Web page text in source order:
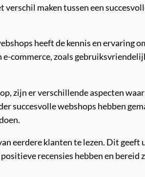
maken tussen een
heeft de kennis en ervaring
commerce, zoals
zijn er verschillende aspecten
succesvolle webshops hebben
eerdere klanten te lezen. Dit
recensies hebben en